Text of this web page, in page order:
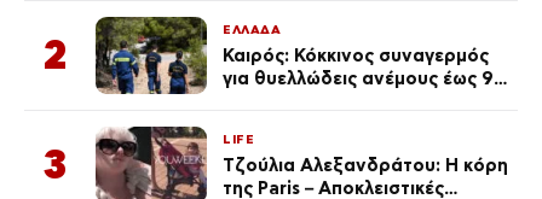
2
ΕΛΛΑΔΑ
Καιρός: Κόκκινος συναγερμός
για θυελλώδεις ανέμους έως 9
3
LIFE
Τζούλια Αλεξανδράτου: Η κόρη
της Paris – Αποκλειστικές